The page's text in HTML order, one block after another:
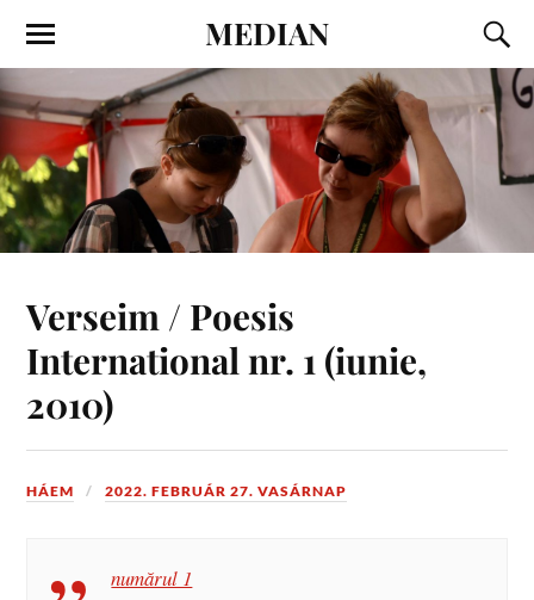
MEDIAN
Verseim / Poesis
International nr. 1 (iunie,
2010)
HÁEM 2022. FEBRUÁR 27. VASÁRNAP
numărul 1